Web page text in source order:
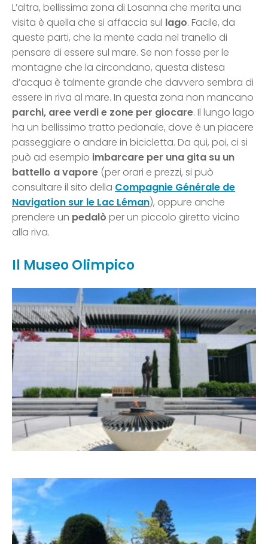
L’altra, bellissima zona di Losanna che merita una
visita è quella che si affaccia sul lago. Facile, da
queste parti, che la mente cada nel tranello di
pensare di essere sul mare. Se non fosse per le
montagne che la circondano, questa distesa
d’acqua è talmente grande che davvero sembra di
essere in riva al mare. In questa zona non mancano
parchi, aree verdi e zone per giocare. Il lungo lago
ha un bellissimo tratto pedonale, dove è un piacere
passeggiare o andare in bicicletta. Da qui, poi, ci si
può ad esempio imbarcare per una gita su un
battello a vapore (per orari e prezzi, si può
consultare il sito della Compagnie Générale de
Navigation sur le Lac Léman), oppure anche
prendere un pedalò per un piccolo giretto vicino
alla riva.
Il Museo Olimpico